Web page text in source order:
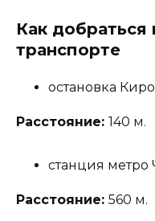
Как
транспорте
остановка
Расстояние: 140 м.
станция
Расстояние: 560 м.